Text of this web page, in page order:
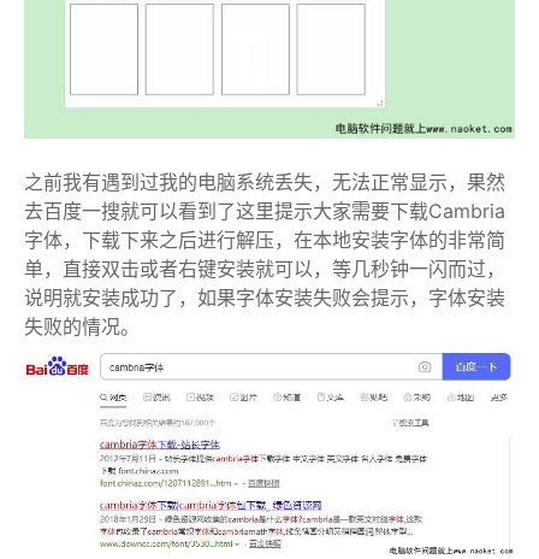
之前我有遇到过我的电脑系统丢失，无法正常显示，果然
去百度一搜就可以看到了这里提示大家需要下载Cambria
字体，下载下来之后进行解压，在本地安装字体的非常简
单，直接双击或者右键安装就可以，等几秒钟一闪而过，
说明就安装成功了，如果字体安装失败会提示， 字体安装
失败的情况。